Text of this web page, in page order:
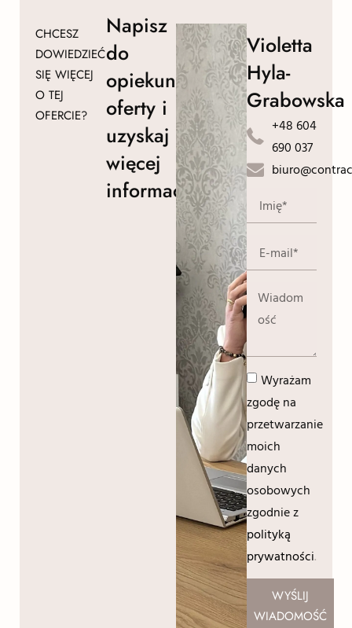
CHCESZ
DOWIEDZIEĆ
SIĘ WIĘCEJ
O TEJ
OFERCIE?
Napisz
do
opiekuna
oferty i
uzyskaj
więcej
informacji!
Violetta
Hyla-
Grabowska
+48 604
690 037
Wyrażam
zgodę na
przetwarzanie
moich
danych
osobowych
zgodnie z
polityką
prywatności.
WYŚLIJ
WIADOMOŚĆ